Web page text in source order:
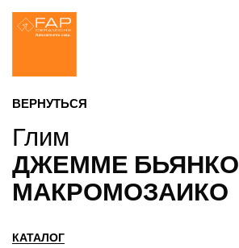
ВЕРНУТЬСЯ
Глим
ДЖЕММЕ БЬЯНКО
МАКРОМОЗАИКО
КАТАЛОГ